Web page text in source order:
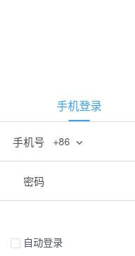
手机登录
手机号 +86
密码
自动登录